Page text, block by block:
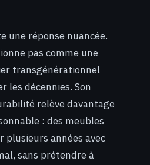
une réponse nuancée.
pas comme une
transgénérationnel
les décennies. Son
relève davantage
: des meubles
plusieurs années avec
sans prétendre à